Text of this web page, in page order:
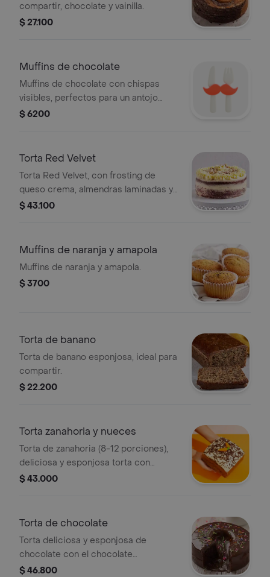
compartir, chocolate y vainilla.
$ 27.100
Muffins de chocolate
Muffins de chocolate con chispas
visibles, perfectos para un antojo
dulce.
$ 6200
Torta Red Velvet
Torta Red Velvet, con frosting de
queso crema, almendras laminadas y
entreverado de frosting. (7-10
$ 43.100
Muffins de naranja y amapola
Muffins de naranja y amapola.
$ 3700
Torta de banano
Torta de banano esponjosa, ideal para
compartir.
$ 22.200
Torta zanahoria y nueces
Torta de zanahoria (8-12 porciones),
deliciosa y esponjosa torta con
nueces y decorada con frosting de
$ 43.000
Torta de chocolate
Torta deliciosa y esponjosa de
chocolate con el chocolate
tradicional de Montecarlo , con
$ 46.800